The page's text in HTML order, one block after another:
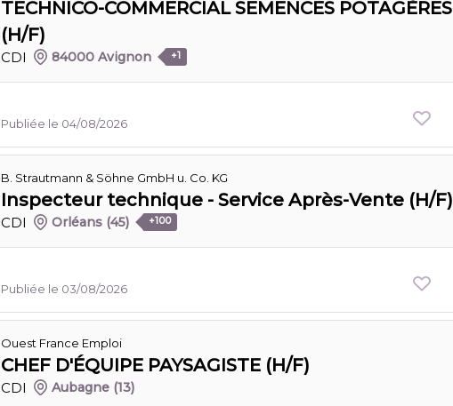
TECHNICO-COMMERCIAL SEMENCES POTAGÈRES
(H/F)
CDI 84000 Avignon +1
Publiée le 04/08/2026
B. Strautmann & Söhne GmbH u. Co. KG
Inspecteur technique - Service Après-Vente (H/F)
CDI Orléans (45) +100
Publiée le 03/08/2026
Ouest France Emploi
CHEF D'ÉQUIPE PAYSAGISTE (H/F)
CDI Aubagne (13)